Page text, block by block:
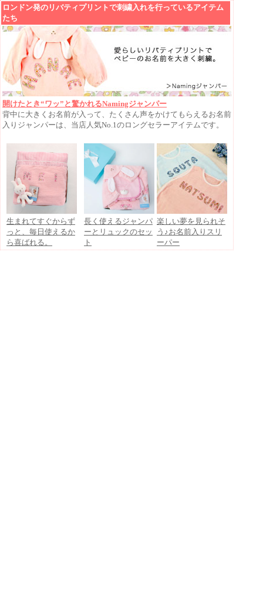
ロンドン発のリバティプリントで刺繍入れを行っているアイテム
たち
開けたとき“ワッ”と驚かれるNamingジャンパー
背中に大きくお名前が入って、たくさん声をかけてもらえるお名前
入りジャンパーは、当店人気No.1のロングセラーアイテムです。
生まれてすぐからず
っと、毎日使えるか
ら喜ばれる。
長く使えるジャンパ
ーとリュックのセッ
ト
楽しい夢を見られそ
う♪お名前入りスリ
ーパー